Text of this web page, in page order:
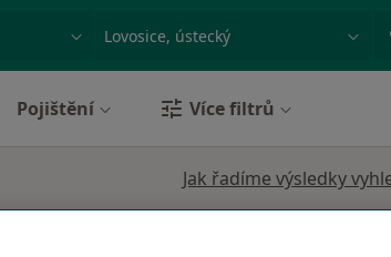
Město nebo region
Pojištění Více filtrů
Jak řadíme výsledky